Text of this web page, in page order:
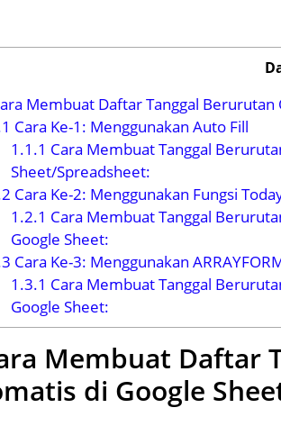
Membuat Daftar Tanggal
Cara Ke-1: Menggunakan Auto Fill
1.1.1 Cara Membuat Tanggal
Sheet/Spreadsheet:
Cara Ke-2: Menggunakan Fungsi
1.2.1 Cara Membuat Tanggal
Google Sheet:
Cara Ke-3: Menggunakan
1.3.1 Cara Membuat Tanggal
Google Sheet:
Membuat Daftar
di Google